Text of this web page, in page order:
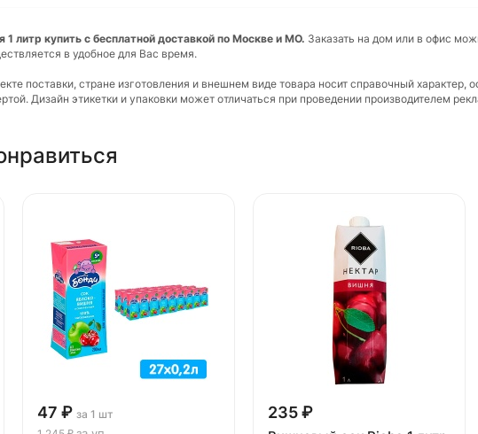
литр купить с бесплатной доставкой по Москве и МО. Заказать на дом или в офис
в удобное для Вас время.
поставки, стране изготовления и внешнем виде товара носит справочный
Дизайн этикетки и упаковки может отличаться при проведении производителем
47 ₽ за 1 шт
235 ₽